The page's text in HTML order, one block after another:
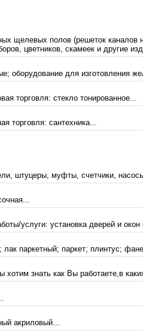
щелевых полов (решеток
цветников, скамеек и другие
оборудование для изготовления
торговля: стекло тонированное...
торговля: сантехника...
штуцеры, муфты, счетчики,
услуги: установка дверей и
лак паркетный; паркет; плинтус;
хотим знать как Вы работаете,в
акриловый...